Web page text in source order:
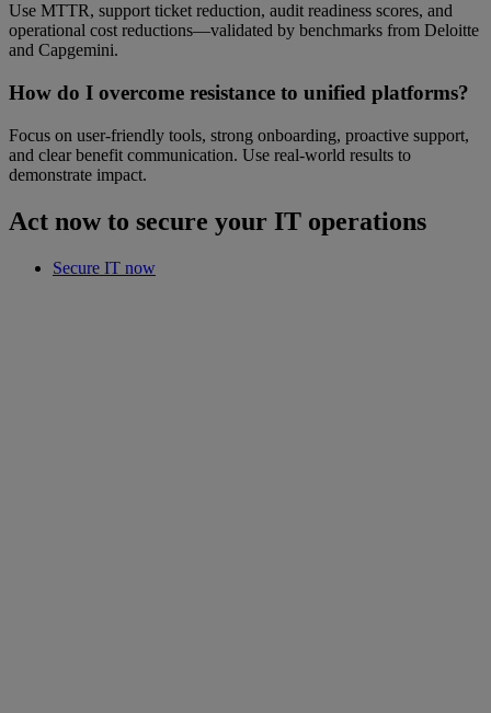
Use MTTR, support ticket reduction, audit readiness scores, and
operational cost reductions—validated by benchmarks from Deloitte
and Capgemini.
How do I overcome resistance to unified platforms?
Focus on user-friendly tools, strong onboarding, proactive support,
and clear benefit communication. Use real-world results to
demonstrate impact.
Act now to secure your IT operations
Secure IT now